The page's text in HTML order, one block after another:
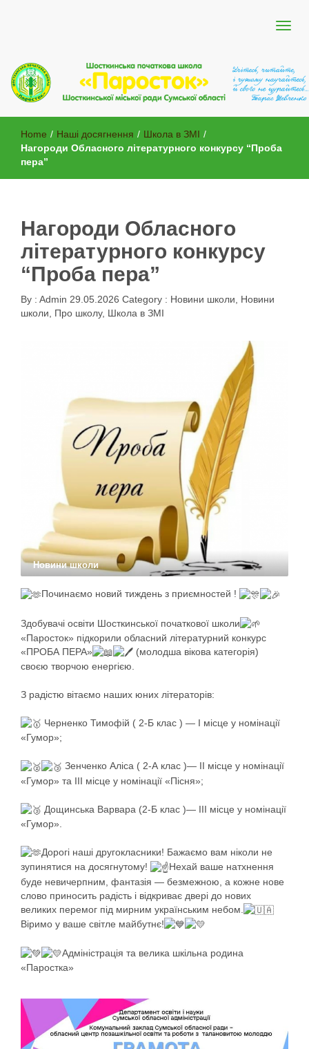
Шосткинська початкова школа
"Паросток"
Home / Наші досягнення / Школа в ЗМІ /
Нагороди Обласного літературного конкурсу “Проба
пера”
Нагороди Обласного
літературного конкурсу
“Проба пера”
By : Admin 29.05.2026 Category : Новини школи, Новини
школи, Про школу, Школа в ЗМІ
Новини школи
Починаємо новий тиждень з приємностей !
Здобувачі освіти Шосткинської початкової школи
«Паросток» підкорили обласний літературний конкурс
«ПРОБА ПЕРА»
(молодша вікова категорія)
своєю творчою енергією.
З радістю вітаємо наших юних літераторів:
Черненко Тимофій ( 2-Б клас ) — І місце у номінації
«Гумор»;
Зенченко Аліса ( 2-А клас )— ІІ місце у номінації
«Гумор» та ІІІ місце у номінації «Пісня»;
Дощинська Варвара (2-Б клас )— ІІІ місце у номінації
«Гумор».
Дорогі наші другокласники! Бажаємо вам ніколи не
зупинятися на досягнутому!
Нехай ваше натхнення
буде невичерпним, фантазія — безмежною, а кожне нове
слово приносить радість і відкриває двері до нових
великих перемог під мирним українським небом.
Віримо у ваше світле майбутнє!
Адміністрація та велика шкільна родина
«Паростка»